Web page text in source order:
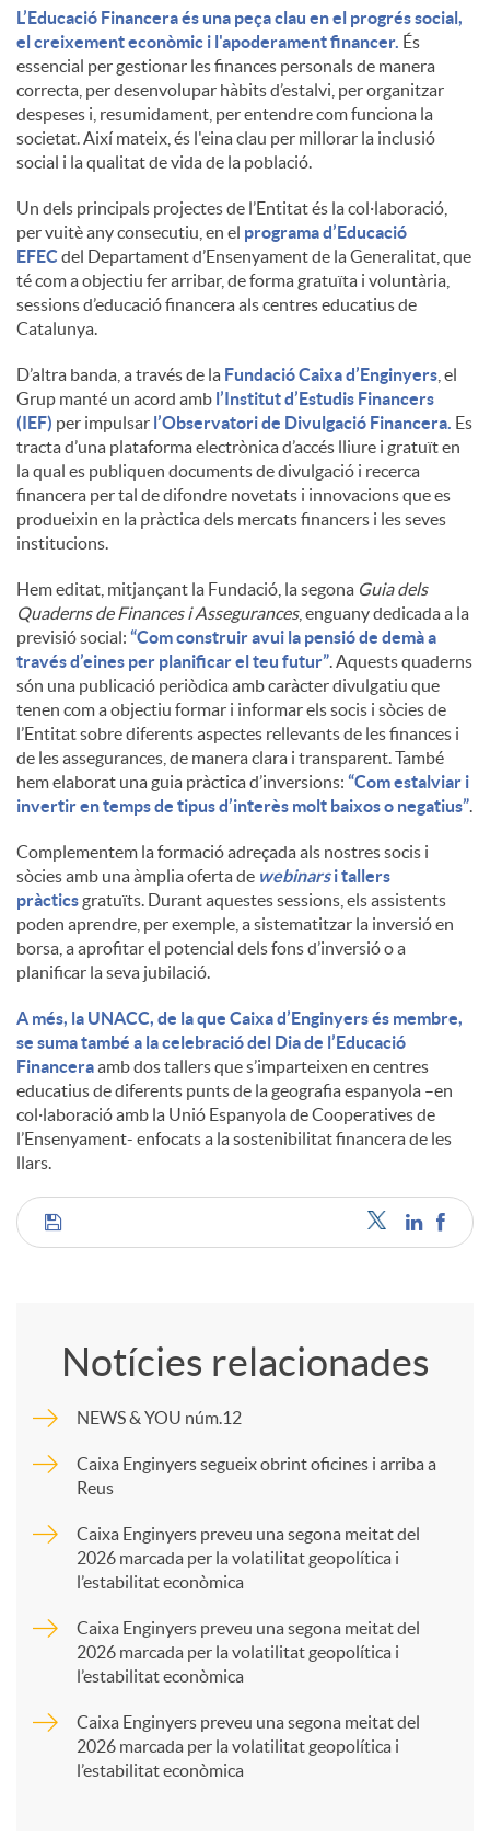
i
n
g
u
t
s
L’Educació Financera és una peça clau en el progrés social,
el creixement econòmic i l'apoderament financer. És
essencial per gestionar les finances personals de manera
correcta, per desenvolupar hàbits d’estalvi, per organitzar
despeses i, resumidament, per entendre com funciona la
societat. Així mateix, és l'eina clau per millorar la inclusió
social i la qualitat de vida de la població.
Un dels principals projectes de l’Entitat és la col·laboració,
per vuitè any consecutiu, en el programa d’Educació
EFECdel Departament d’Ensenyament de la Generalitat, que
té com a objectiu fer arribar, de forma gratuïta i voluntària,
sessions d’educació financera als centres educatius de
Catalunya.
D’altra banda, a través de la Fundació Caixa d’Enginyers , el
Grup manté un acord amb l’Institut d’Estudis Financers
(IEF) per impulsar l’Observatori de Divulgació Financera. Es
tracta d’una plataforma electrònica d’accés lliure i gratuït en
la qual es publiquen documents de divulgació i recerca
financera per tal de difondre novetats i innovacions que es
produeixin en la pràctica dels mercats financers i les seves
institucions.
Hem editat, mitjançant la Fundació, la segona Guia dels
Quaderns de Finances i Assegurances, enguany dedicada a la
previsió social: “Com construir avui la pensió de demà a
través d’eines per planificar el teu futur”. Aquests quaderns
són una publicació periòdica amb caràcter divulgatiu que
tenen com a objectiu formar i informar els socis i sòcies de
l’Entitat sobre diferents aspectes rellevants de les finances i
de les assegurances, de manera clara i transparent. També
hem elaborat una guia pràctica d’inversions: “Com estalviar i
invertir en temps de tipus d’interès molt baixos o negatius”.
Complementem la formació adreçada als nostres socis i
sòcies amb una àmplia oferta de webinarsi tallers
pràcticsgratuïts. Durant aquestes sessions, els assistents
poden aprendre, per exemple, a sistematitzar la inversió en
borsa, a aprofitar el potencial dels fons d’inversió o a
planificar la seva jubilació.
A més, la UNACC, de la que Caixa d’Enginyers és membre,
se suma també a la celebració del Dia de l’Educació
Financeraamb dos tallers que s’imparteixen en centres
educatius de diferents punts de la geografia espanyola –en
col·laboració amb la Unió Espanyola de Cooperatives de
l’Ensenyament- enfocats a la sostenibilitat financera de les
llars.
C
p
a
Notícies relacionades
NEWS & YOU núm.12
Caixa Enginyers segueix obrint oficines i arriba a
Reus
Caixa Enginyers preveu una segona meitat del
2026 marcada per la volatilitat geopolítica i
l’estabilitat econòmica
Caixa Enginyers preveu una segona meitat del
2026 marcada per la volatilitat geopolítica i
l’estabilitat econòmica
Caixa Enginyers preveu una segona meitat del
2026 marcada per la volatilitat geopolítica i
l’estabilitat econòmica